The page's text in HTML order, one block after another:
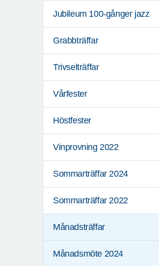
Jubileum 100-gånger jazz
Grabbträffar
Trivselträffar
Vårfester
Höstfester
Vinprovning 2022
Sommarträffar 2024
Sommarträffar 2022
Månadsträffar
Månadsmöte 2024